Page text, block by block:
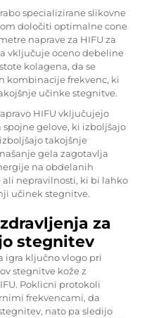
specializirane slikovne
določiti optimalne cone
naprave za HIFU za
vključuje oceno debeline
kolagena, da se
kombinacije frekvenc, ki
učinke stegnitve.
HIFU vključujejo
gelove, ki izboljšajo
takojšnje
gela zagotavlja
na obdelanih
ali nepravilnosti, ki bi lahko
učinek stegnitve.
za
stegnitev
igra ključno vlogo pri
stegnitve kože z
Poklicni protokoli
frekvencami, da
nato pa sledijo